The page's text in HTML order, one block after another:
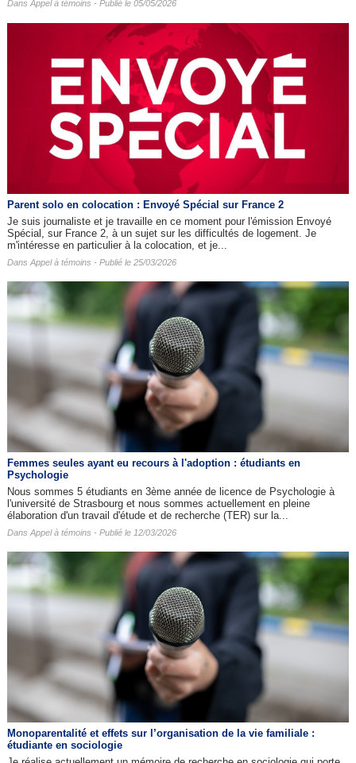
Dans Appel à témoins - Publié le 05/05/2026
Parent solo en colocation : Envoyé Spécial sur France 2
Je suis journaliste et je travaille en ce moment pour l'émission Envoyé
Spécial, sur France 2, à un sujet sur les difficultés de logement. Je
m'intéresse en particulier à la colocation, et je...
Dans Appel à témoins - Publié le 25/03/2026
Femmes seules ayant eu recours à l'adoption : étudiants en
Psychologie
Nous sommes 5 étudiants en 3ème année de licence de Psychologie à
l'université de Strasbourg et nous sommes actuellement en pleine
élaboration d'un travail d'étude et de recherche (TER) sur la...
Dans Appel à témoins - Publié le 12/03/2026
Monoparentalité et effets sur l’organisation de la vie familiale :
étudiante en sociologie